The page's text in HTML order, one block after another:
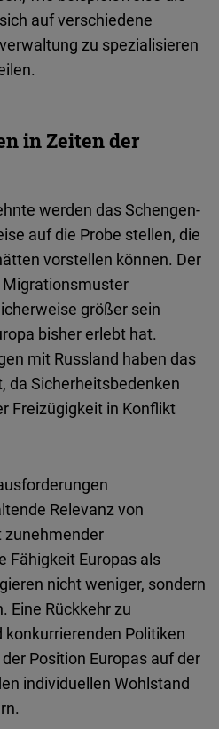
auf verschiedene
zu spezialisieren
.
in Zeiten der
werden dasSchengen-
auf die Probe stellen, die
vorstellen können. Der
größer sein
bisher erlebt hat.
mit Russland haben das
, da Sicherheitsbedenken
Freizügigkeit in Konflikt
Relevanzvon
zunehmender
Fähigkeit Europas als
nichtweniger, sondern
. Eine Rückkehr zu
Politiken
Position Europas auf der
individuellen Wohlstand
.